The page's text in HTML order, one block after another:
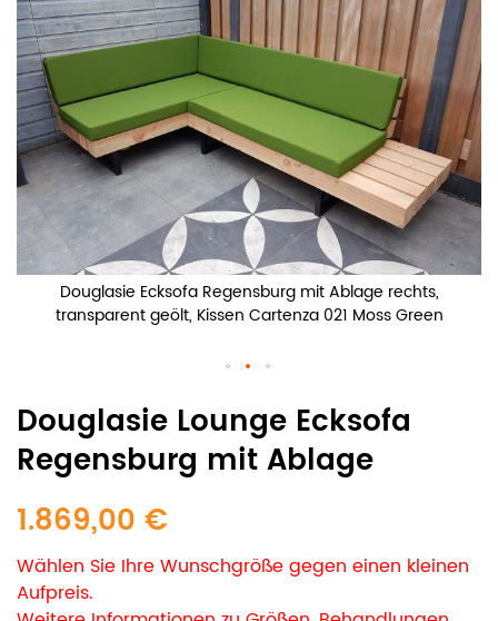
Douglasie Lounge Ecksofa
Regensburg mit Ablage
1.869,00 €
Wählen Sie Ihre Wunschgröße gegen einen kleinen
Aufpreis.
Douglasie Ecksofa Regensburg mit Ablage rechts,
transparent geölt, Kissen Cartenza 021 Moss Green